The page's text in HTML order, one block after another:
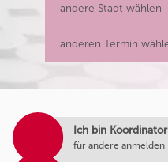
Ich bin Koordinator
für andere anmelden